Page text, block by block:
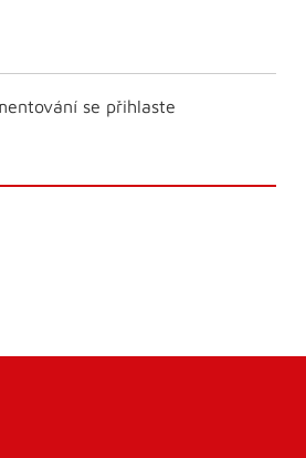
se přihlaste